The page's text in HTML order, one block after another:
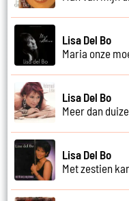
Lisa Del Bo
Maria onze
Lisa Del Bo
Meer dan
Lisa Del Bo
Met zestien